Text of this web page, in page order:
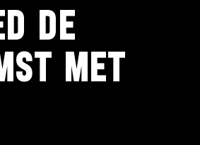
DE
MET